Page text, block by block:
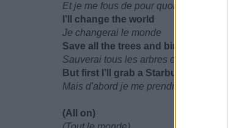
Et je me fous de pour quoi
I’ll change the world
Je changerai le monde
Save all the trees and birds
Sauverai tous les arbres et oiseaux
But first I’ll grab a Starbucks then I’ll
Mais d'abord je me prendrai un
(All on)